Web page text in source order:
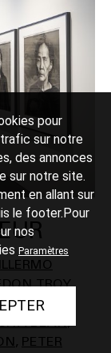
TROY
PETER
pour
sur notre
des annonces
sur notre site.
en allant sur
le footer.Pour
nos
Paramètres